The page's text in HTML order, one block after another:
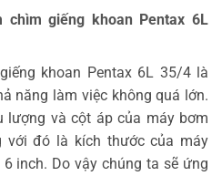
chìm giếng khoan Pentax 6L
khoan Pentax 6L 35/4 là
năng làm việc không quá lớn.
lượng và cột áp của máy bơm
với đó là kích thước của máy
inch. Do vậy chúng ta sẽ ứng